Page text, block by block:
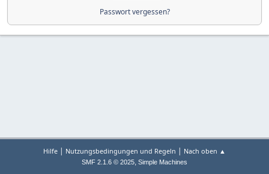
Passwort vergessen?
Hilfe | Nutzungsbedingungen und Regeln | Nach oben ▲
SMF 2.1.6 © 2025, Simple Machines